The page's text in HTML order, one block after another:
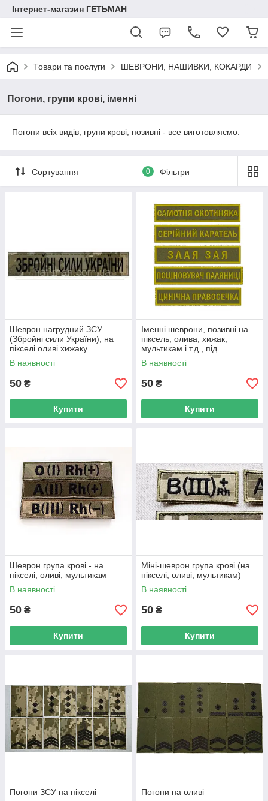
Інтернет-магазин ГЕТЬМАН
Товари та послуги ШЕВРОНИ, НАШИВКИ, КОКАРДИ
Погони, групи крові, іменні
Погони всіх видів, групи крові, позивні - все виготовляємо.
Сортування 0 Фільтри
Шеврон нагрудний ЗСУ
(Збройні сили України), на
пікселі оливі хижаку...
В наявності
50 ₴
Купити
Іменні шеврони, позивні на
піксель, олива, хижак,
мультикам і т.д., під
замовлення
В наявності
50 ₴
Купити
Шеврон група крові - на
пікселі, оливі, мультикам
В наявності
50 ₴
Купити
Міні-шеврон група крові (на
пікселі, оливі, мультикам)
В наявності
50 ₴
Купити
Погони ЗСУ на пікселі
Погони на оливі